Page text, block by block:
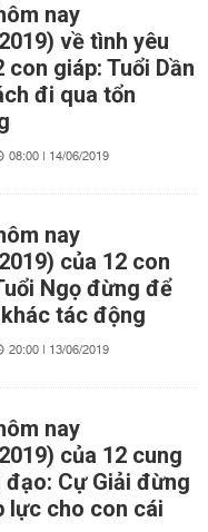
nay
về tình yêu
con giáp: Tuổi Dần
đi qua tổn
08:00 | 14/06/2019
nay
của 12 con
Ngọ đừng để
tác động
20:00 | 13/06/2019
nay
của 12 cung
đạo: Cự Giải đừng
lực cho con cái